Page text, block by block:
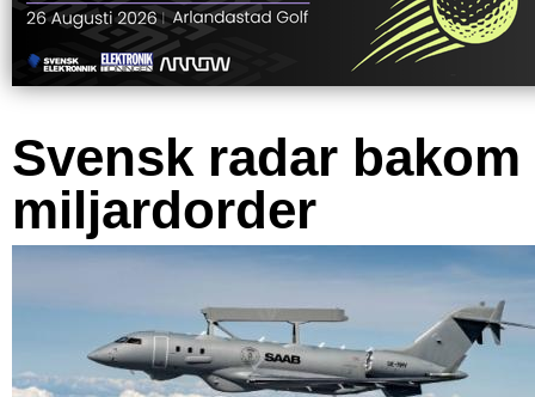
Svensk radar bakom
miljardorder